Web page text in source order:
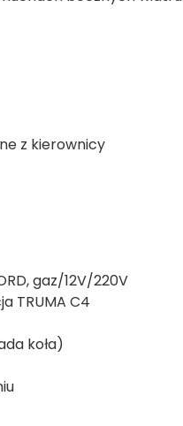
z kierownicy
gaz/12V/220V
TRUMA C4
koła)